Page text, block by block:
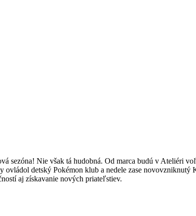
sezóna! Nie však tá hudobná. Od marca budú v Ateliéri
ovládol detský Pokémon klub a nedele zase
aj získavanie nových priateľstiev.